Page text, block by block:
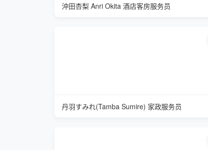
沖田杏梨 Anri Okita 酒店客房服务员
丹羽すみれ(Tamba Sumire) 家政服务员